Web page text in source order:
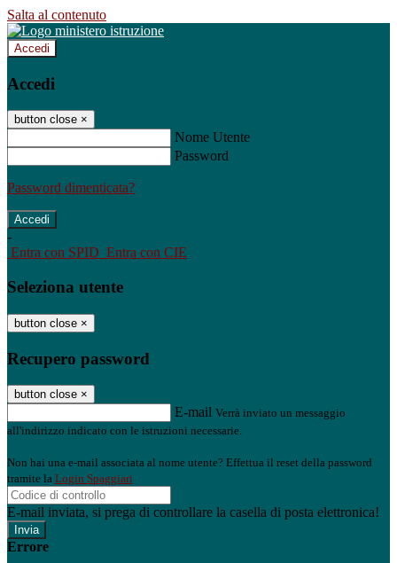
Salta al contenuto
Accedi
Accedi
button close ×
Nome Utente
Password
Password dimenticata?
-
Entra con SPID Entra con CIE
Seleziona utente
button close ×
Recupero password
button close ×
E-mail Verrà inviato un messaggio
all'indirizzo indicato con le istruzioni necessarie.
Non hai una e-mail associata al nome utente? Effettua il reset della password
tramite la Login Spaggiari
E-mail inviata, si prega di controllare la casella di posta elettronica!
Errore